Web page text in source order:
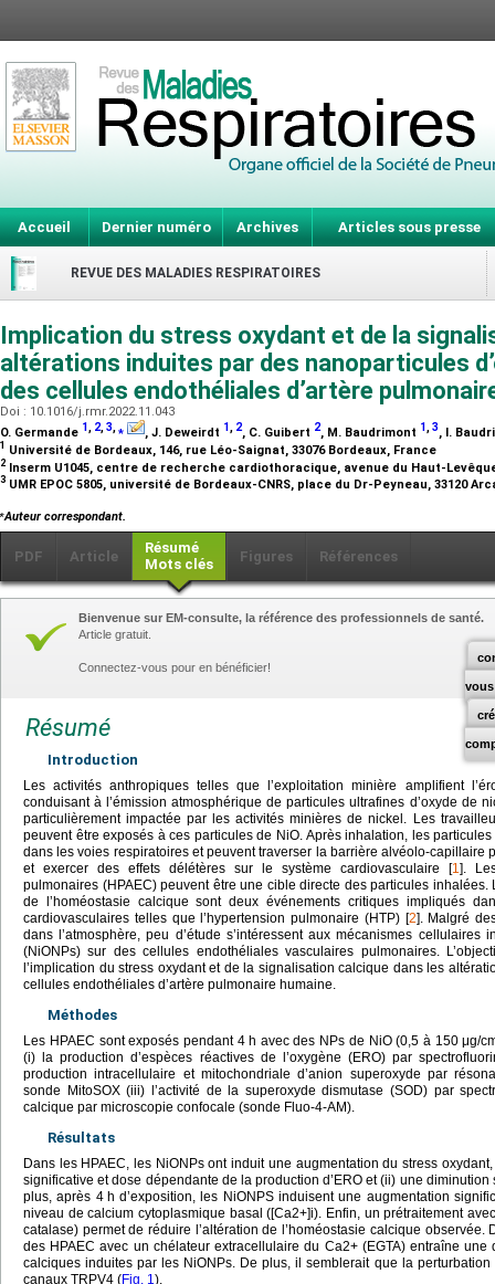
Accueil Dernier numéro Archives Articles sous presse
REVUE DES MALADIES RESPIRATOIRES
Implication du stress oxydant et de la
altérations induites par des nanoparticules
des cellules endothéliales d’artère
Doi : 10.1016/j.rmr.2022.11.043
O. Germande 1, 2,3,⁎ , J. Deweirdt 1, 2, C. Guibert 2, M. Baudrimont 1,3, I.
1 Université de Bordeaux, 146, rue Léo-Saignat, 33076 Bordeaux, France
2 Inserm U1045, centre de recherche cardiothoracique, avenue du Haut-
3 UMR EPOC 5805, université de Bordeaux-CNRS, place du Dr-Peyneau, 33120
⁎Auteur correspondant.
PDF Article
Résumé
Mots clés
Figures Références
vous
Bienvenue sur EM-consulte, la référence des professionnels de santé.
Article gratuit.
Connectez-vous pour en bénéficier!
Résumé
Introduction
Les activités anthropiques telles que l’exploitation minière amplifient
conduisant à l’émission atmosphérique de particules ultrafines d’oxyde de
particulièrement impactée par les activités minières de nickel. Les
peuvent être exposés à ces particules de NiO. Après inhalation, les
dans les voies respiratoires et peuvent traverser la barrière alvéolo-capillaire
et exercer des effets délétères sur le système cardiovasculaire [1 ].
pulmonaires (HPAEC) peuvent être une cible directe des particules inhalées.
de l’homéostasie calcique sont deux événements critiques impliqués
cardiovasculaires telles que l’hypertension pulmonaire (HTP) [2]. Malgré
dans l’atmosphère, peu d’étude s’intéressent aux mécanismes
(NiONPs) sur des cellules endothéliales vasculaires pulmonaires.
l’implication du stress oxydant et de la signalisation calcique dans les
cellules endothéliales d’artère pulmonaire humaine.
Méthodes
Les HPAEC sont exposés pendant 4 h avec des NPs de NiO (0,5 à 150 μg/
(i) la production d’espèces réactives de l’oxygène (ERO) par
production intracellulaire et mitochondriale d’anion superoxyde par
sonde MitoSOX (iii) l’activité de la superoxyde dismutase (SOD) par
calcique par microscopie confocale (sonde Fluo-4-AM).
Résultats
Dans les HPAEC, les NiONPs ont induit une augmentation du stress
significative et dose dépendante de la production d’ERO et (ii) une diminution
plus, après 4 h d’exposition, les NiONPS induisent une augmentation
niveau de calcium cytoplasmique basal ([Ca2+]i). Enfin, un prétraitement
catalase) permet de réduire l’altération de l’homéostasie calcique observée.
des HPAEC avec un chélateur extracellulaire du Ca2+ (EGTA) entraîne
calciques induites par les NiONPs. De plus, il semblerait que la
canaux TRPV4 (Fig. 1 ).